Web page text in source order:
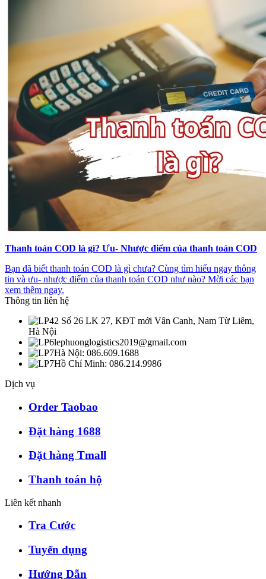
Thanh toán COD là gì? Ưu- Nhược điểm của thanh toán COD
Bạn đã biết thanh toán COD là gì chưa? Cùng tìm hiểu ngay thông
tin và ưu- nhược điểm của thanh toán COD như nào? Mời các bạn
xem thêm ngay.
Thông tin liên hệ
Số 26 LK 27, KĐT mới Vân Canh, Nam Từ Liêm,
Hà Nội
lephuonglogistics2019@gmail.com
Hà Nội: 086.609.1688
Hồ Chí Minh: 086.214.9986
Dịch vụ
Order Taobao
Đặt hàng 1688
Đặt hàng Tmall
Thanh toán hộ
Liên kết nhanh
Tra Cước
Tuyển dụng
Hướng Dẫn